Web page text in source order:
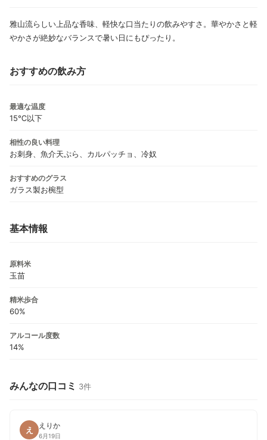
雅山流らしい上品な香味、軽快な口当たりの飲みやすさ。華やかさと軽
やかさが絶妙なバランスで暑い日にもぴったり。
おすすめの飲み方
最適な温度
15℃以下
相性の良い料理
お刺身、魚介天ぷら、カルパッチョ、冷奴
おすすめのグラス
ガラス製お椀型
基本情報
原料米
玉苗
精米歩合
60%
アルコール度数
14%
みんなの口コミ 3件
え えりか
6月19日